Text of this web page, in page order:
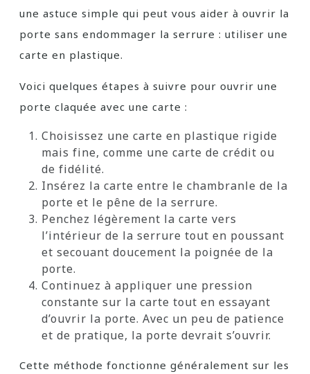
une astuce simple qui peut vous aider à ouvrir la
porte sans endommager la serrure : utiliser une
carte en plastique.
Voici quelques étapes à suivre pour ouvrir une
porte claquée avec une carte :
Choisissez une carte en plastique rigide
mais fine, comme une carte de crédit ou
de fidélité.
Insérez la carte entre le chambranle de la
porte et le pêne de la serrure.
Penchez légèrement la carte vers
l’intérieur de la serrure tout en poussant
et secouant doucement la poignée de la
porte.
Continuez à appliquer une pression
constante sur la carte tout en essayant
d’ouvrir la porte. Avec un peu de patience
et de pratique, la porte devrait s’ouvrir.
Cette méthode fonctionne généralement sur les